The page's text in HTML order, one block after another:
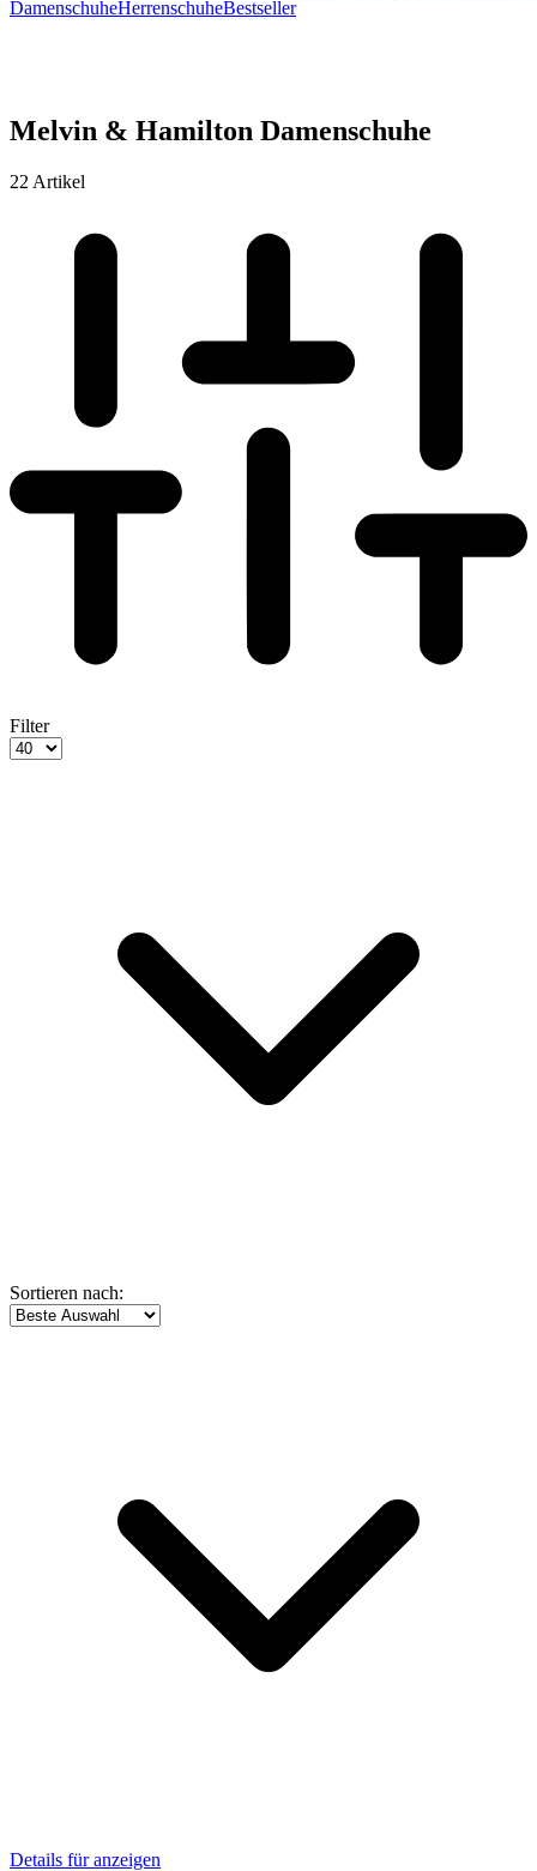
DamenschuheHerrenschuheBestseller
Melvin & Hamilton Damenschuhe
22 Artikel
Filter
Sortieren nach:
Details für anzeigen